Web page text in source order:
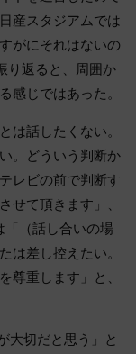
産スタジアムでは
がにそれはないの
り返ると、周囲か
感じではあった。
話したくない。
。どういう判断か
レビの前で判断す
せて頂きます」、
（話し合いの場
は差し控えたい。
尊重します」と、
大切だと思う」と